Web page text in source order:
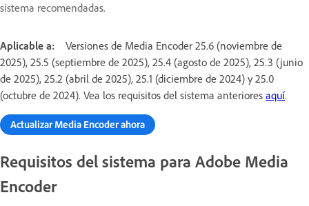
sistema recomendadas.
Aplicable a:
Versiones de Media Encoder 25.6 (noviembre de
2025), 25.5 (septiembre de 2025), 25.4 (agosto de 2025), 25.3 (junio
de 2025), 25.2 (abril de 2025), 25.1 (diciembre de 2024) y 25.0
(octubre de 2024). Vea los requisitos del sistema anteriores aquí.
Actualizar Media Encoder ahora
Requisitos del sistema para Adobe Media
Encoder